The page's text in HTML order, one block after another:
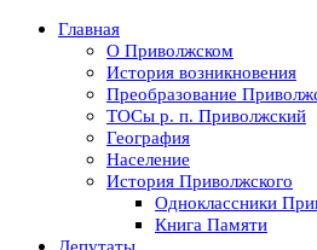
Главная
О Приволжском
История возникновения
Преобразование
ТОСы р. п. Приволжский
География
Население
История Приволжского
Одноклассники
Книга Памяти